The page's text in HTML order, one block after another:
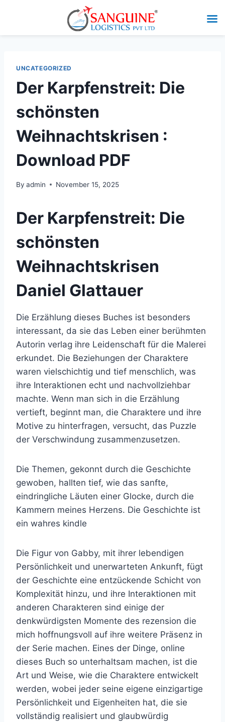
UNCATEGORIZED
Der Karpfenstreit: Die
schönsten
Weihnachtskrisen :
Download PDF
By admin November 15, 2025
Der Karpfenstreit: Die
schönsten
Weihnachtskrisen
Daniel Glattauer
Die Erzählung dieses Buches ist besonders
interessant, da sie das Leben einer berühmten
Autorin verlag ihre Leidenschaft für die Malerei
erkundet. Die Beziehungen der Charaktere
waren vielschichtig und tief menschlich, was
ihre Interaktionen echt und nachvollziehbar
machte. Wenn man sich in die Erzählung
vertieft, beginnt man, die Charaktere und ihre
Motive zu hinterfragen, versucht, das Puzzle
der Verschwindung zusammenzusetzen.
Die Themen, gekonnt durch die Geschichte
gewoben, hallten tief, wie das sanfte,
eindringliche Läuten einer Glocke, durch die
Kammern meines Herzens. Die Geschichte ist
ein wahres kindle
Die Figur von Gabby, mit ihrer lebendigen
Persönlichkeit und unerwarteten Ankunft, fügt
der Geschichte eine entzückende Schicht von
Komplexität hinzu, und ihre Interaktionen mit
anderen Charakteren sind einige der
denkwürdigsten Momente des rezension die
mich hoffnungsvoll auf ihre weitere Präsenz in
der Serie machen. Eines der Dinge, online
dieses Buch so unterhaltsam machen, ist die
Art und Weise, wie die Charaktere entwickelt
werden, wobei jeder seine eigene einzigartige
Persönlichkeit und Eigenheiten hat, die sie
vollständig realisiert und glaubwürdig